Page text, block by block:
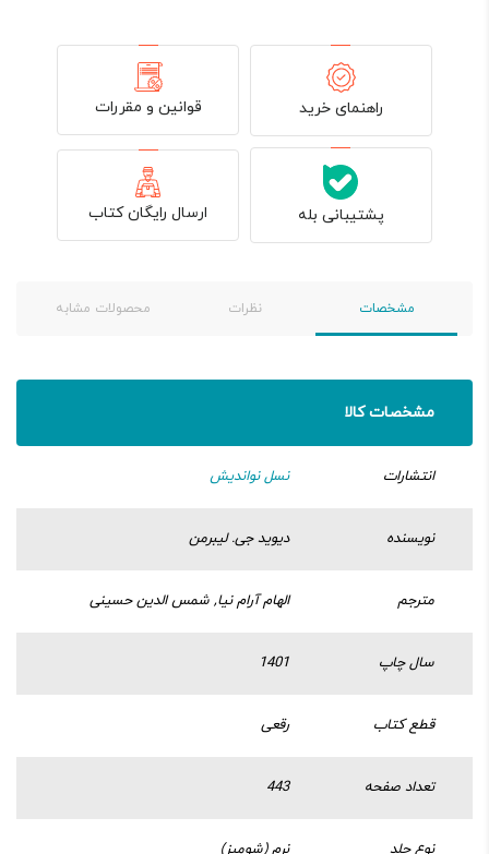
راهنمای خرید قوانین و مقررات
پشتیبانی بله ارسال رایگان کتاب
مشخصات نظرات محصولات مشابه
مشخصات کالا
انتشارات نسل نواندیش
نویسنده دیوید جی. لیبرمن
مترجم الهام آرام نیا, شمس الدین حسینی
سال چاپ 1401
قطع کتاب رقعی
تعداد صفحه 443
نوع جلد نرم (شومیز)